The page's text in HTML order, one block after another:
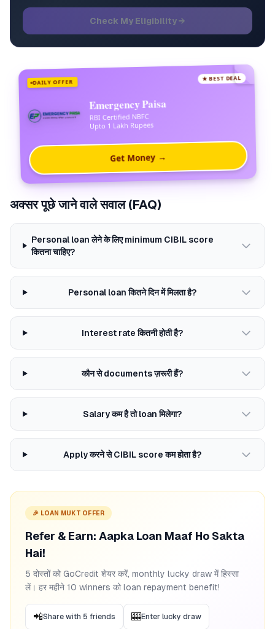
Check My Eligibility →
DAILY OFFER ★ BEST DEAL
Emergency Paisa
RBI Certified NBFC
Upto 1 Lakh Rupees
Get Money →
अक्सर पूछे जाने वाले सवाल (FAQ)
Personal loan लेने के लिए minimum CIBIL score
कितना चाहिए?
Personal loan कितने दिन में मिलता है?
Interest rate कितनी होती है?
कौन से documents ज़रूरी हैं?
Salary कम है तो loan मिलेगा?
Apply करने से CIBIL score कम होता है?
🎉 LOAN MUKT OFFER
Refer & Earn: Aapka Loan Maaf Ho Sakta
Hai!
5 दोस्तों को GoCredit शेयर करें, monthly lucky draw में हिस्सा
लें। हर महीने 10 winners को loan repayment benefit!
📲Share with 5 friends 🎰Enter lucky draw